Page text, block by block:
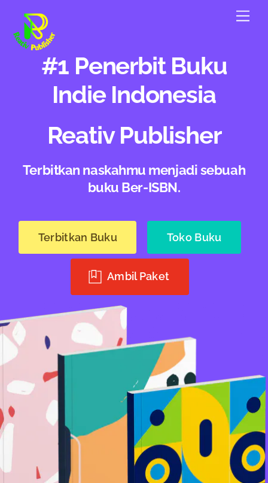
content
#1 Penerbit Buku
Indie Indonesia
Reativ Publisher
Terbitkan naskahmu menjadi sebuah
buku Ber-ISBN.
Terbitkan Buku Toko Buku
Ambil Paket